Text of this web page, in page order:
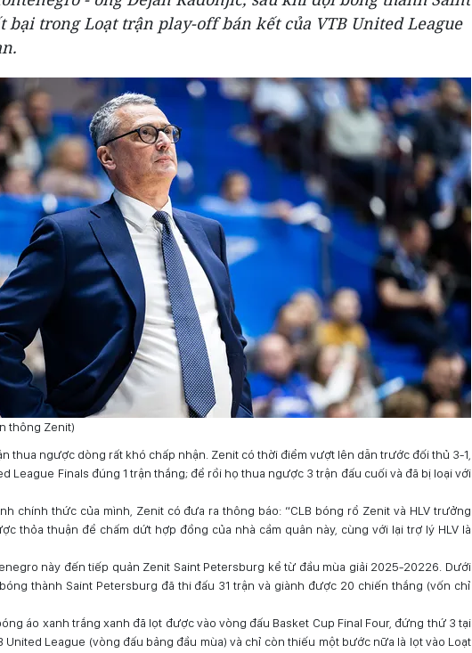
bại trong Loạt trận play-off bán kết của VTB United League
thông Zenit)
thua ngược dòng rất khó chấp nhận. Zenit có thời điểm vượt lên dẫn trước đối thủ 3-1,
League Finals đúng 1 trận thắng; để rồi họ thua ngược 3 trận đấu cuối và đã bị loại với
chính thức của mình, Zenit có đưa ra thông báo: “CLB bóng rổ Zenit và HLV trưởng
thỏa thuận để chấm dứt hợp đồng của nhà cầm quân này, cùng với lại trợ lý HLV là
này đến tiếp quản Zenit Saint Petersburg kể từ đầu mùa giải 2025-20226. Dưới
thành Saint Petersburg đã thi đấu 31 trận và giành được 20 chiến thắng (vốn chỉ
áo xanh trắng xanh đã lọt được vào vòng đấu Basket Cup Final Four, đứng thứ 3 tại
United League (vòng đấu bảng đầu mùa) và chỉ còn thiếu một bước nữa là lọt vào Loạt